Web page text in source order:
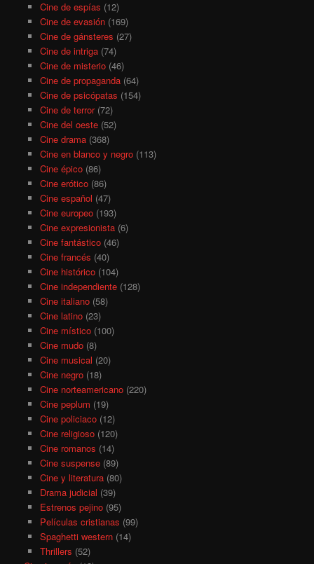
Cine de espías (12)
Cine de evasión(169)
Cine de gánsteres (27)
Cine de intriga(74)
Cine de misterio(46)
Cine de propaganda(64)
Cine de psicópatas (154)
Cine de terror(72)
Cine del oeste(52)
Cine drama(368)
Cine en blanco y negro(113)
Cine épico(86)
Cine erótico(86)
Cine español (47)
Cine europeo(193)
Cine expresionista(6)
Cine fantástico(46)
Cine francés (40)
Cine histórico(104)
Cine independiente(128)
Cine italiano(58)
Cine latino(23)
Cine místico(100)
Cine mudo(8)
Cine musical (20)
Cine negro(18)
Cine norteamericano(220)
Cine peplum (19)
Cine policiaco(12)
Cine religioso(120)
Cine romanos (14)
Cine suspense(89)
Cine y literatura(80)
Drama judicial (39)
Estrenos pejino(95)
Películas cristianas (99)
Spaghetti western(14)
Thrillers (52)